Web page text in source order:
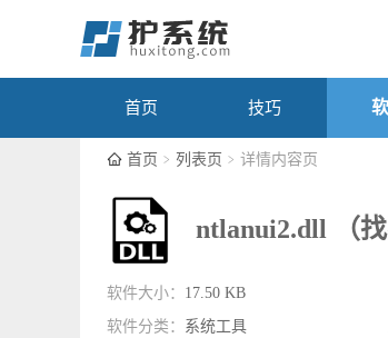
首页 技巧
首页 列表页 详情内容页
ntlanui2.dll （
软件大小： 17.50 KB
软件分类： 系统工具